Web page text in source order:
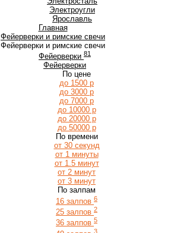
Электроугли
Ярославль
Главная
Фейерверки и римские свечи
Фейерверки и римские свечи
Фейерверки 81
Фейерверки
По цене
до 1500 р
до 3000 р
до 7000 р
до 10000 р
до 20000 р
до 50000 р
По времени
от 30 секунд
от 1 минуты
от 1.5 минут
от 2 минут
от 3 минут
По залпам
16 залпов 6
25 залпов 2
36 залпов 5
3